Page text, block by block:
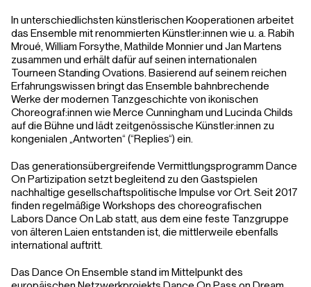
In unterschiedlichsten künstlerischen Kooperationen arbeitet
das Ensemble mit renommierten Künstler:innen wie u. a. Rabih
Mroué, William Forsythe, Mathilde Monnier und Jan Martens
zusammen und erhält dafür auf seinen internationalen
Tourneen Standing Ovations. Basierend auf seinem reichen
Erfahrungswissen bringt das Ensemble bahnbrechende
Werke der modernen Tanzgeschichte von ikonischen
Choreograf:innen wie Merce Cunningham und Lucinda Childs
auf die Bühne und lädt zeitgenössische Künstler:innen zu
kongenialen „Antworten“ (“Replies“) ein.
Das generationsübergreifende Vermittlungsprogramm Dance
On Partizipation setzt begleitend zu den Gastspielen
nachhaltige gesellschaftspolitische Impulse vor Ort. Seit 2017
finden regelmäßige Workshops des choreografischen
Labors Dance On Lab statt, aus dem eine feste Tanzgruppe
von älteren Laien entstanden ist, die mittlerweile ebenfalls
international auftritt.
Das Dance On Ensemble stand im Mittelpunkt des